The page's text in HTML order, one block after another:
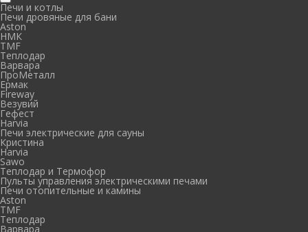
Печи и котлы
Печи дровяные для бани
Aston
НМК
TMF
Теплодар
Варвара
ПроМеталл
Ермак
Fireway
Везувий
Гефест
Harvia
Печи электрические для сауны
Кристина
Harvia
Sawo
Теплодар и Термофор
Пульты управления электрическими печами
Печи отопительные и камины
Aston
TMF
Теплодар
Варвара